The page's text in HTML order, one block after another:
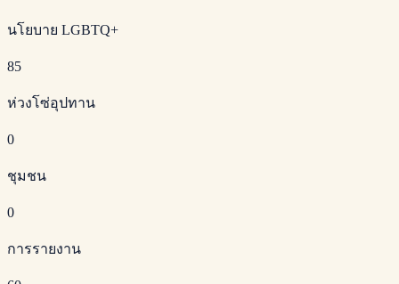
นโยบาย LGBTQ+
85
ห่วงโซ่อุปทาน
0
ชุมชน
0
การรายงาน